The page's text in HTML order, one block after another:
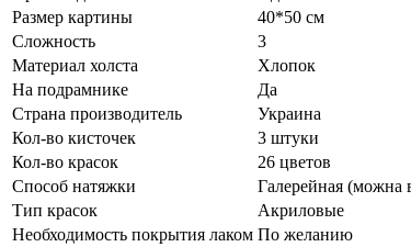
Размер картины
40*50 см
Сложность
3
Материал холста
Хлопок
На подрамнике
Да
Страна производитель
Украина
Кол-во кисточек
3 штуки
Кол-во красок
26 цветов
Способ натяжки
Галерейная (можна
Тип красок
Акриловые
Необходимость покрытия лаком По желанию